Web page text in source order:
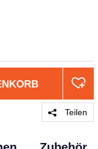
Teilen